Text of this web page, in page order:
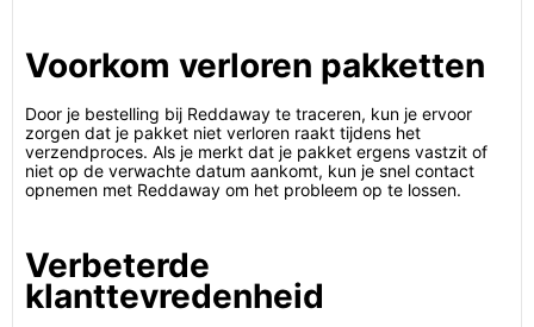
Voorkom verloren pakketten
Door je bestelling bij Reddaway te traceren, kun je ervoor
zorgen dat je pakket niet verloren raakt tijdens het
verzendproces. Als je merkt dat je pakket ergens vastzit of
niet op de verwachte datum aankomt, kun je snel contact
opnemen met Reddaway om het probleem op te lossen.
Verbeterde
klanttevredenheid